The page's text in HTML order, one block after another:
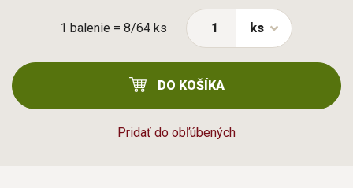
1 balenie = 8/64 ks
Pridať do obľúbených
ks
DO KOŠÍKA